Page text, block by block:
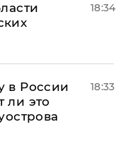
18:34
в России
ли это
18:33